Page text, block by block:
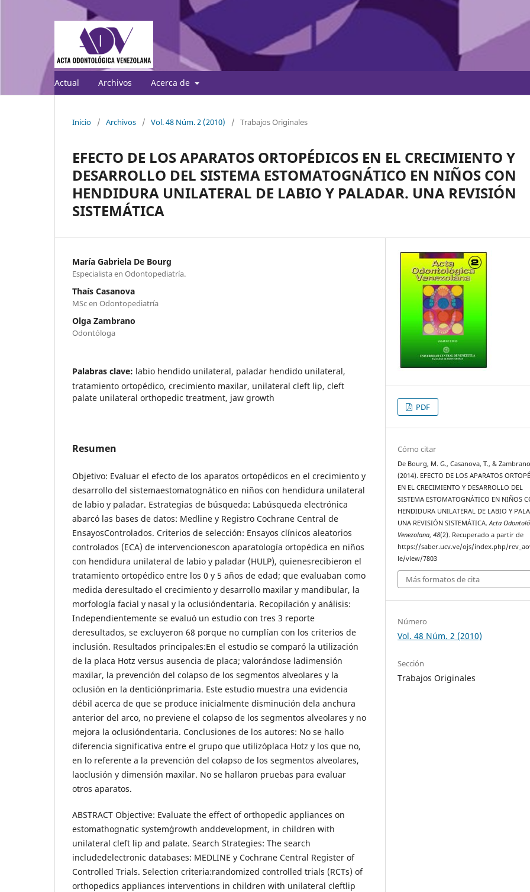
Actual Archivos Acerca de
Inicio / Archivos / Vol. 48 Núm. 2 (2010) / Trabajos Originales
EFECTO DE LOS APARATOS ORTOPÉDICOS EN EL CRECIMIENTO Y
DESARROLLO DEL SISTEMA ESTOMATOGNÁTICO EN NIÑOS CON
HENDIDURA UNILATERAL DE LABIO Y PALADAR. UNA REVISIÓN
SISTEMÁTICA
María Gabriela De Bourg
Especialista en Odontopediatría.
Thaís Casanova
MSc en Odontopediatría
Olga Zambrano
Odontóloga
Palabras clave: labio hendido unilateral, paladar hendido unilateral,
tratamiento ortopédico, crecimiento maxilar, unilateral cleft lip, cleft
palate unilateral orthopedic treatment, jaw growth
Resumen
Objetivo: Evaluar el efecto de los aparatos ortopédicos en el crecimiento y
desarrollo del sistemaestomatognático en niños con hendidura unilateral
de labio y paladar. Estrategias de búsqueda: Labúsqueda electrónica
abarcó las bases de datos: Medline y Registro Cochrane Central de
EnsayosControlados. Criterios de selección: Ensayos clínicos aleatorios
controlados (ECA) de intervencionescon aparatología ortopédica en niños
con hendidura unilateral de labio y paladar (HULP), quienesrecibieron el
tratamiento ortopédico entre los 0 y 5 años de edad; que evaluaban como
medida deresultado el crecimiento y desarrollo maxilar y mandibular, la
morfología facial y nasal y la oclusióndentaria. Recopilación y análisis:
Independientemente se evaluó un estudio con tres 3 reporte
deresultados, se excluyeron 68 porque no cumplían con los criterios de
inclusión. Resultados principales:En el estudio se comparó la utilización
de la placa Hotz versus ausencia de placa; valorándose ladimensión
maxilar, la prevención del colapso de los segmentos alveolares y la
oclusión en la denticiónprimaria. Este estudio muestra una evidencia
débil acerca de que se produce inicialmente disminución dela anchura
anterior del arco, no previene el colapso de los segmentos alveolares y no
mejora la oclusióndentaria. Conclusiones de los autores: No se hallo
diferencia significativa entre el grupo que utilizóplaca Hotz y los que no,
en lo referente a la prevención del colapso de los segmentos alveolares,
laoclusión y dimensión maxilar. No se hallaron pruebas para evaluar
otros aparatos.
ABSTRACT Objective: Evaluate the effect of orthopedic appliances on
estomathognatic system`growth anddevelopment, in children with
unilateral cleft lip and palate. Search Strategies: The search
includedelectronic databases: MEDLINE y Cochrane Central Register of
Controlled Trials. Selection criteria:randomized controlled trials (RCTs) of
orthopedics appliances interventions in children with unilateral cleftlip
PDF
Cómo citar
De Bourg, M. G., Casanova, T., &
(2014). EFECTO DE LOS APARATOS
EN EL CRECIMIENTO Y DESARROLLO DEL
SISTEMA ESTOMATOGNÁTICO EN NIÑOS
HENDIDURA UNILATERAL DE LABIO Y
UNA REVISIÓN SISTEMÁTICA.Acta
Venezolana,48(2). Recuperado a partir de
https://saber.ucv.ve/ojs/index.php/
le/view/7803
Más formatos de cita
Número
Vol. 48 Núm. 2 (2010)
Sección
Trabajos Originales